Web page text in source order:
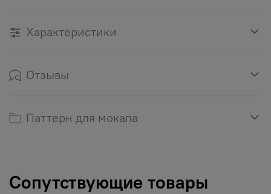
Характеристики
Отзывы
Паттерн для мокапа
Сопутствующие товары